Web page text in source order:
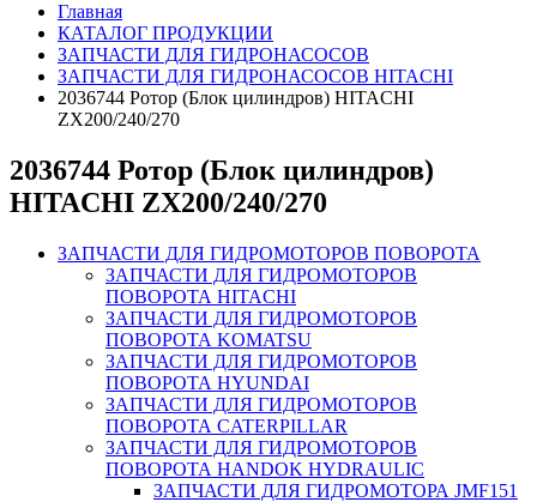
Главная
КАТАЛОГ ПРОДУКЦИИ
ЗАПЧАСТИ ДЛЯ ГИДРОНАСОСОВ
ЗАПЧАСТИ ДЛЯ ГИДРОНАСОСОВ HITACHI
2036744 Ротор (Блок цилиндров) HITACHI
ZX200/240/270
2036744 Ротор (Блок цилиндров)
HITACHI ZX200/240/270
ЗАПЧАСТИ ДЛЯ ГИДРОМОТОРОВ ПОВОРОТА
ЗАПЧАСТИ ДЛЯ ГИДРОМОТОРОВ
ПОВОРОТА HITACHI
ЗАПЧАСТИ ДЛЯ ГИДРОМОТОРОВ
ПОВОРОТА KOMATSU
ЗАПЧАСТИ ДЛЯ ГИДРОМОТОРОВ
ПОВОРОТА HYUNDAI
ЗАПЧАСТИ ДЛЯ ГИДРОМОТОРОВ
ПОВОРОТА CATERPILLAR
ЗАПЧАСТИ ДЛЯ ГИДРОМОТОРОВ
ПОВОРОТА HANDOK HYDRAULIC
ЗАПЧАСТИ ДЛЯ ГИДРОМОТОРА JMF151